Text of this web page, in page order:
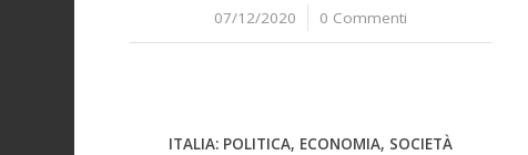
07/12/2020
/ 0 Commenti
ITALIA: POLITICA, ECONOMIA, SOCIETÀ